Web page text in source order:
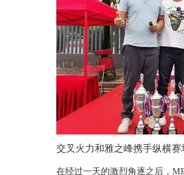
在经过一天的激烈角逐之后，